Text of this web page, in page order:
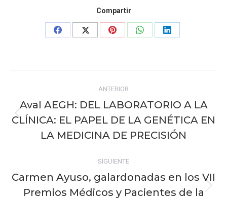
Compartir
Share
Share
Share
Share
Share
entre
publicaciones
ANTERIOR
Publicación
anterior:
Aval AEGH: DEL LABORATORIO A LA
CLÍNICA: EL PAPEL DE LA GENÉTICA EN
LA MEDICINA DE PRECISIÓN
SIGUIENTE
Publicación
Carmen Ayuso, galardonadas en los VII
Premios Médicos y Pacientes de la